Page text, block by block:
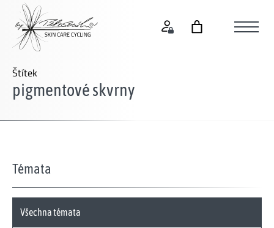
Štítek
pigmentové skvrny
Témata
Všechna témata